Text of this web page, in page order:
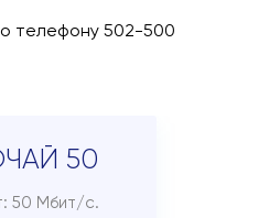
оплаты
кабинет
телефону 502-500
50
50 Мбит/с.